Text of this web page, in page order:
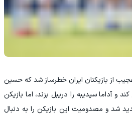
عقب عجیب از بازیکنان ایران خطرساز شد که حسین
و آداما سیدیبه را دریبل بزند، اما بازیکن
شد و مصدومیت این بازیکن را به دنبال